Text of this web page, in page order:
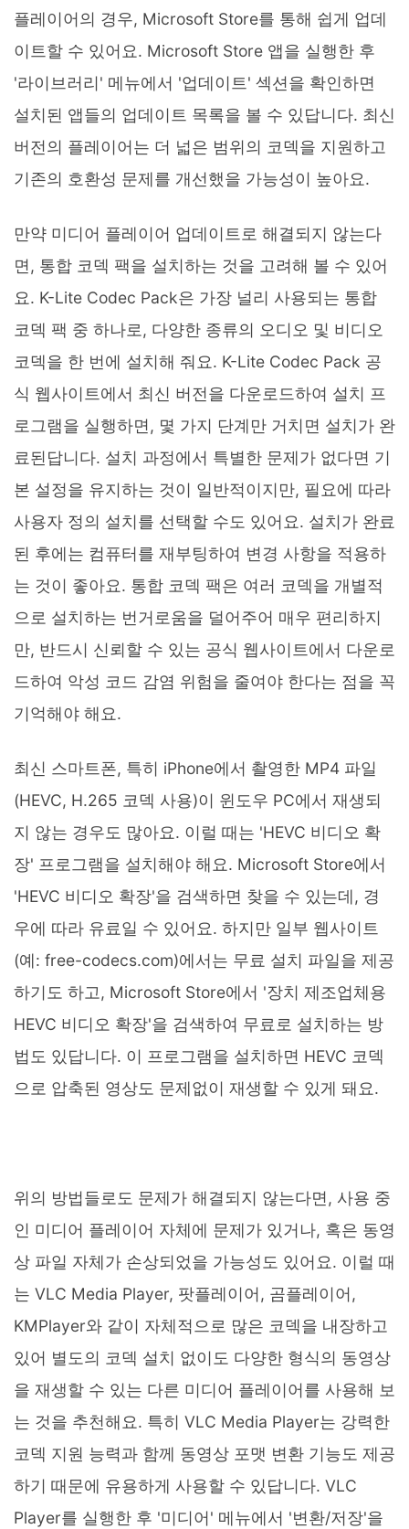
플레이어의 경우, Microsoft Store를 통해 쉽게 업데
이트할 수 있어요. Microsoft Store 앱을 실행한 후
'라이브러리' 메뉴에서 '업데이트' 섹션을 확인하면
설치된 앱들의 업데이트 목록을 볼 수 있답니다. 최신
버전의 플레이어는 더 넓은 범위의 코덱을 지원하고
기존의 호환성 문제를 개선했을 가능성이 높아요.
만약 미디어 플레이어 업데이트로 해결되지 않는다
면, 통합 코덱 팩을 설치하는 것을 고려해 볼 수 있어
요. K-Lite Codec Pack은 가장 널리 사용되는 통합
코덱 팩 중 하나로, 다양한 종류의 오디오 및 비디오
코덱을 한 번에 설치해 줘요. K-Lite Codec Pack 공
식 웹사이트에서 최신 버전을 다운로드하여 설치 프
로그램을 실행하면, 몇 가지 단계만 거치면 설치가 완
료된답니다. 설치 과정에서 특별한 문제가 없다면 기
본 설정을 유지하는 것이 일반적이지만, 필요에 따라
사용자 정의 설치를 선택할 수도 있어요. 설치가 완료
된 후에는 컴퓨터를 재부팅하여 변경 사항을 적용하
는 것이 좋아요. 통합 코덱 팩은 여러 코덱을 개별적
으로 설치하는 번거로움을 덜어주어 매우 편리하지
만, 반드시 신뢰할 수 있는 공식 웹사이트에서 다운로
드하여 악성 코드 감염 위험을 줄여야 한다는 점을 꼭
기억해야 해요.
최신 스마트폰, 특히 iPhone에서 촬영한 MP4 파일
(HEVC, H.265 코덱 사용)이 윈도우 PC에서 재생되
지 않는 경우도 많아요. 이럴 때는 'HEVC 비디오 확
장' 프로그램을 설치해야 해요. Microsoft Store에서
'HEVC 비디오 확장'을 검색하면 찾을 수 있는데, 경
우에 따라 유료일 수 있어요. 하지만 일부 웹사이트
(예: free-codecs.com)에서는 무료 설치 파일을 제공
하기도 하고, Microsoft Store에서 '장치 제조업체용
HEVC 비디오 확장'을 검색하여 무료로 설치하는 방
법도 있답니다. 이 프로그램을 설치하면 HEVC 코덱
으로 압축된 영상도 문제없이 재생할 수 있게 돼요.
위의 방법들로도 문제가 해결되지 않는다면, 사용 중
인 미디어 플레이어 자체에 문제가 있거나, 혹은 동영
상 파일 자체가 손상되었을 가능성도 있어요. 이럴 때
는 VLC Media Player, 팟플레이어, 곰플레이어,
KMPlayer와 같이 자체적으로 많은 코덱을 내장하고
있어 별도의 코덱 설치 없이도 다양한 형식의 동영상
을 재생할 수 있는 다른 미디어 플레이어를 사용해 보
는 것을 추천해요. 특히 VLC Media Player는 강력한
코덱 지원 능력과 함께 동영상 포맷 변환 기능도 제공
하기 때문에 유용하게 사용할 수 있답니다. VLC
Player를 실행한 후 '미디어' 메뉴에서 '변환/저장'을